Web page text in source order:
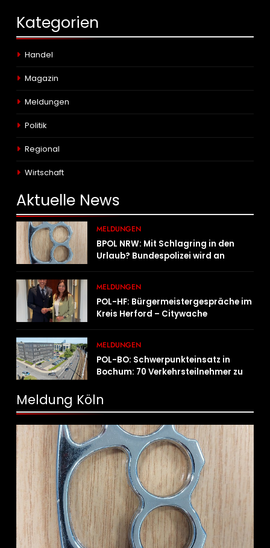
Kategorien
Handel
Magazin
Meldungen
Politik
Regional
Wirtschaft
Aktuelle News
MELDUNGEN
BPOL NRW: Mit Schlagring in den
Urlaub? Bundespolizei wird an
MELDUNGEN
POL-HF: Bürgermeistergespräche im
Kreis Herford – Citywache
MELDUNGEN
POL-BO: Schwerpunkteinsatz in
Bochum: 70 Verkehrsteilnehmer zu
Meldung Köln